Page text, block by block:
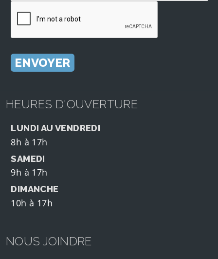
HEURES D'OUVERTURE
LUNDI AU VENDREDI
8h à 17h
SAMEDI
9h à 17h
DIMANCHE
10h à 17h
NOUS JOINDRE